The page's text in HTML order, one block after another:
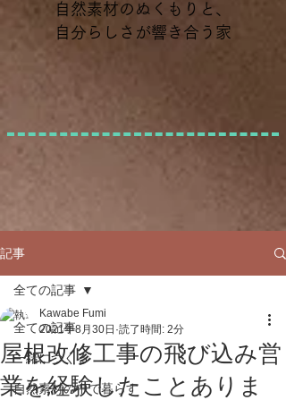
自然素材のぬくもりと、
自分らしさが響き合う家
記事
全ての記事
一緒につくる
自然素材の中で暮らす
全ての記事
屋根改修工事の飛び込み営
業を経験したことありま
Kawabe Fumi
2021年8月30日 読了時間: 2分